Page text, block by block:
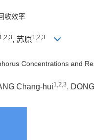
收效率
1,2,3, 苏原1,2,3
Concentrations and
Chang-hui1,2,3,